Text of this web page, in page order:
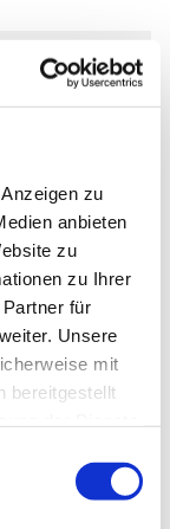
zu
anbieten
zu
zu Ihrer
für
Unsere
mit
bereitgestellt
19:30